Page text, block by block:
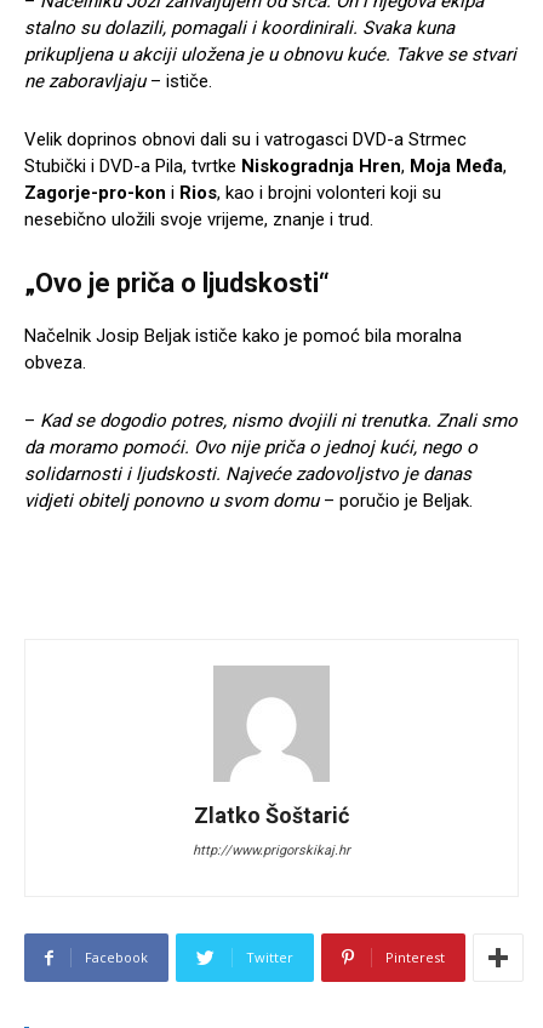
stalno su dolazili, pomagali i koordinirali. Svaka kuna
prikupljena u akciji uložena je u obnovu kuće. Takve se stvari
ne zaboravljaju– ističe.
Velik doprinos obnovi dali su i vatrogasci DVD-a Strmec
Stubički i DVD-a Pila, tvrtke Niskogradnja Hren, Moja Međa,
Zagorje-pro-kon i Rios, kao i brojni volonteri koji su
nesebično uložili svoje vrijeme, znanje i trud.
„Ovo je priča o ljudskosti“
Načelnik Josip Beljak ističe kako je pomoć bila moralna
obveza.
– Kad se dogodio potres, nismo dvojili ni trenutka. Znali smo
da moramo pomoći. Ovo nije priča o jednoj kući, nego o
solidarnosti i ljudskosti. Najveće zadovoljstvo je danas
vidjeti obitelj ponovno u svom domu– poručio je Beljak.
Zlatko Šoštarić
http://www.prigorskikaj.hr
Facebook Twitter Pinterest